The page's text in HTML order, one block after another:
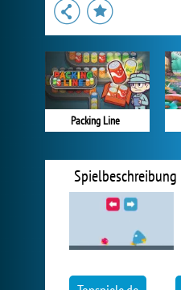
Packing Line
Spielbeschreibung